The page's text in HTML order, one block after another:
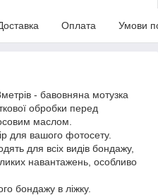
Оплата Умови
- бавовняна мотузка
обробки перед
маслом.
для вашого фотосету.
для всіх видів бондажу,
навантажень, особливо
бондажу в ліжку.